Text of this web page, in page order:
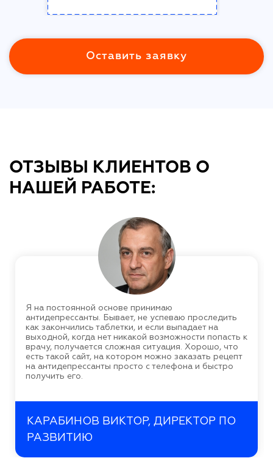
Оставить заявку
ОТЗЫВЫ КЛИЕНТОВ О
НАШЕЙ РАБОТЕ:
Я на постоянной основе принимаю
антидепрессанты. Бывает, не успеваю проследить
как закончились таблетки, и если выпадает на
выходной, когда нет никакой возможности попасть к
врачу, получается сложная ситуация. Хорошо, что
есть такой сайт, на котором можно заказать рецепт
на антидепрессанты просто с телефона и быстро
получить его.
КАРАБИНОВ ВИКТОР, ДИРЕКТОР ПО
РАЗВИТИЮ